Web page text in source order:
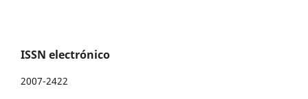
ISSN electrónico
2007-2422